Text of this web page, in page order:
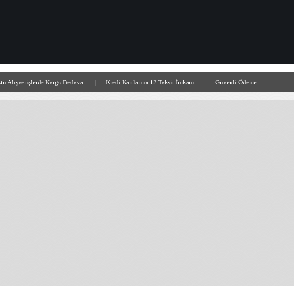
Alışverişlerde Kargo Bedava! | Kredi Kartlarına 12 Taksit İmkanı | Güvenli Ödeme